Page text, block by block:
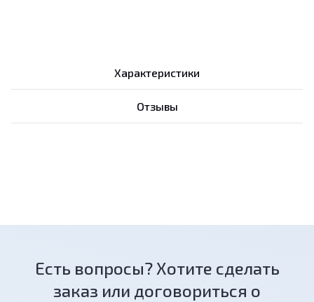
Характеристики
Отзывы
Есть вопросы? Хотите сделать
заказ или договориться о